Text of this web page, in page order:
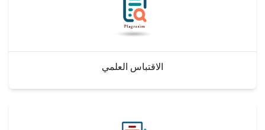
الاقتباس العلمي